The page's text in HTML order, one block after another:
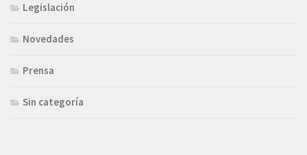
Legislación
Novedades
Prensa
Sin categoría